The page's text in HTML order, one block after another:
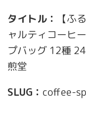
タイトル：
【ふ
ャルティコーヒ
プバッグ 12種
煎堂
SLUG： coffee-